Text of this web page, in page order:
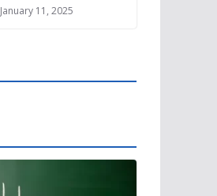
January 11, 2025